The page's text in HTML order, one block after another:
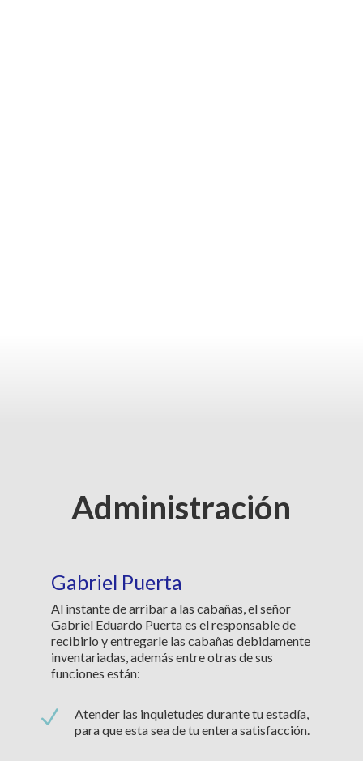
Administración
Gabriel Puerta
Al instante de arribar a las cabañas, el señor
Gabriel Eduardo Puerta es el responsable de
recibirlo y entregarle las cabañas debidamente
inventariadas, además entre otras de sus
funciones están:
N
Atender las inquietudes durante tu estadía,
para que esta sea de tu entera satisfacción.